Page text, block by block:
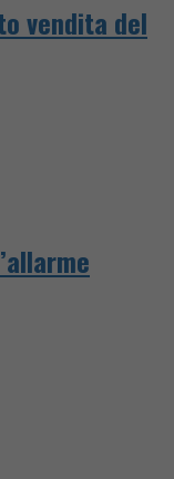
vendita del